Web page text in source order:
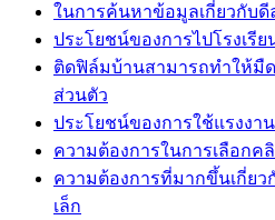
ในการค้นหาข้อมูลเกี่ยวกับ
ประโยชน์ของการไปโรงเรี
ติดฟิล์มบ้านสามารถทำให้มืด
ส่วนตัว
ประโยชน์ของการใช้แรงงา
ความต้องการในการเลือกค
ความต้องการที่มากขึ้นเกี่ย
เล็ก